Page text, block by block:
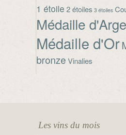
1 étoile 2 étoiles 3 étoiles
Médaille
Médaille d'Or
bronzeVinalies
Les vins du mois